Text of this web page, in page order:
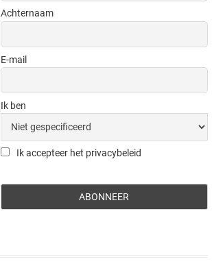
Achternaam
E-mail
Ik ben
Ik accepteer het privacybeleid